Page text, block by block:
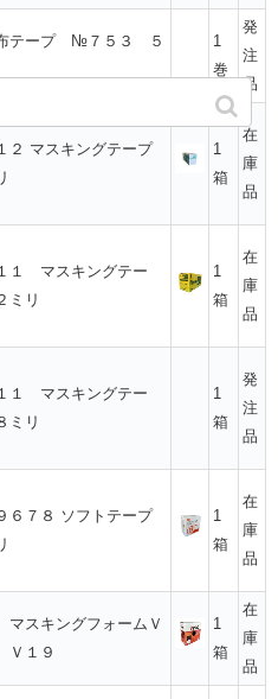
テープ №７５３ ５
1
巻
発
注
品
２ マスキングテープ
1
箱
在
庫
品
１ マスキングテー
ミリ
1
箱
在
庫
品
１ マスキングテー
ミリ
1
箱
発
注
品
６７８ ソフトテープ
1
箱
在
庫
品
スキングフォームＶ
Ｖ１９
1
箱
在
庫
品